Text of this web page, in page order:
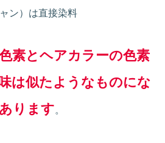
ン）は直接染料
素とヘアカラーの色素
は似たようなものにな
ります。